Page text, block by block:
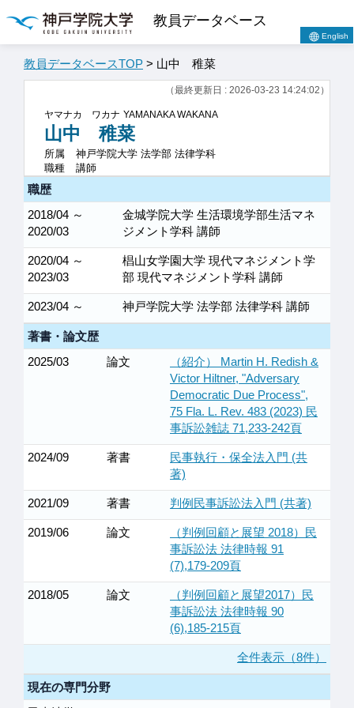
教員データベース
English
教員データベースTOP > 山中 稚菜
（最終更新日 : 2026-03-23 14:24:02）
ヤマナカ ワカナ YAMANAKA WAKANA
山中 稚菜
所属
神戸学院大学 法学部 法律学科
職種
講師
職歴
2018/04 ～
2020/03
金城学院大学 生活環境学部生活マネ
ジメント学科 講師
2020/04 ～
2023/03
椙山女学園大学 現代マネジメント学
部 現代マネジメント学科 講師
2023/04 ～ 神戸学院大学 法学部 法律学科 講師
著書・論文歴
2025/03
論文
（紹介） Martin H. Redish &
Victor Hiltner, "Adversary
Democratic Due Process",
75 Fla. L. Rev. 483 (2023) 民
事訴訟雑誌 71,233-242頁
2024/09 著書
民事執行・保全法入門 (共
著)
2021/09 著書 判例民事訴訟法入門 (共著)
2019/06 論文
（判例回顧と展望 2018）民
事訴訟法 法律時報 91
(7),179-209頁
2018/05 論文
（判例回顧と展望2017）民
事訴訟法 法律時報 90
(6),185-215頁
全件表示（8件）
現在の専門分野